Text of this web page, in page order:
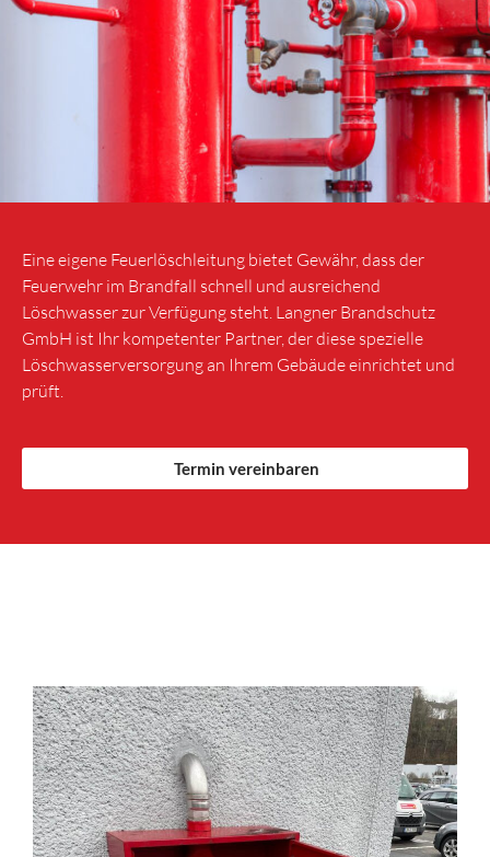
Eine eigene Feuerlöschleitung bietet Gewähr, dass der
Feuerwehr im Brandfall schnell und ausreichend
Löschwasser zur Verfügung steht. Langner Brandschutz
GmbH ist Ihr kompetenter Partner, der diese spezielle
Löschwasserversorgung an Ihrem Gebäude einrichtet und
prüft.
Termin vereinbaren